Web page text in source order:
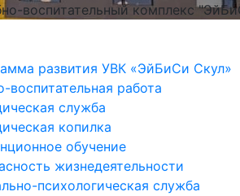
воспитательный комплекс
развития УВК «ЭйБиСи Скул»
воспитательная работа
служба
копилка
обучение
жизнедеятельности
психологическая служба